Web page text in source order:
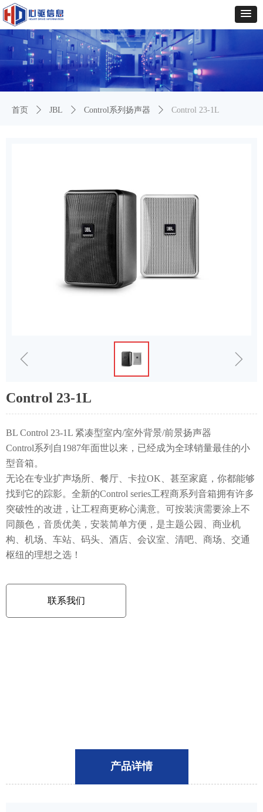
首页 ꄲ JBL ꄲ Control系列扬声器 ꄲ Control 23-1L
ꁆ ꁇ
Control 23-1L
BL Control 23-1L 紧凑型室内/室外背景/前景扬声器
Control系列自1987年面世以来，已经成为全球销量最佳的小
型音箱。
无论在专业扩声场所、餐厅、卡拉OK、甚至家庭，你都能够
找到它的踪影。全新的Control series工程商系列音箱拥有许多
突破性的改进，让工程商更称心满意。可按装演需要涂上不
同颜色，音质优美，安装简单方便，是主题公园、商业机
构、机场、车站、码头、酒店、会议室、清吧、商场、交通
枢纽的理想之选！
联系我们
产品详情